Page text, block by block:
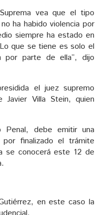
vea que el tipo
ha habido violencia por
siempre ha estado en
que se tiene es solo el
por parte de ella”, dijo
el juez supremo
Javier Villa Stein, quien
Penal, debe emitir una
finalizado el trámite
se conocerá este 12 de
en este caso la